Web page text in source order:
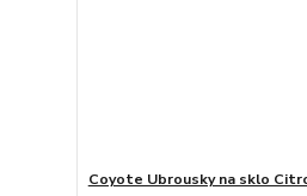
Coyote Ubrousky na sklo